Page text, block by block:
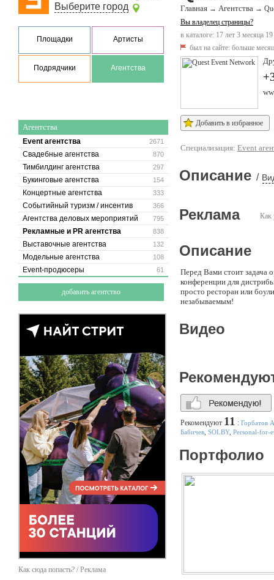
Выберите город
Площадки Артисты
Подрядчики Агентства
Агентства
2671
Event агентства
870
Свадебные агентства
297
Тимбилдинг агентства
154
Букинговые агентства
333
Концертные агентства
366
Событийный туризм / инсентив
795
Агентства деловых мероприятий
838
Рекламные и PR агентства
132
Выставочные агентства
108
Модельные агентства
61
Event-продюсеры
добавить агентство
Как сюда попасть? / Реклама
Главная → Агентства →
Вы владелец страницы?
в каталоге: 17 лет 3 месяца
был на сайте: больше
Добавить в избранное
Специализация: Event
Описание /
Как
Реклама
Описание
Перед Вами стоит задача
конференции для
просто ресторан или
незабываемым!
Видео
Рекомендуют 11 : Горбатов
Бабичев SOLBY, Personal-for-
Портфолио